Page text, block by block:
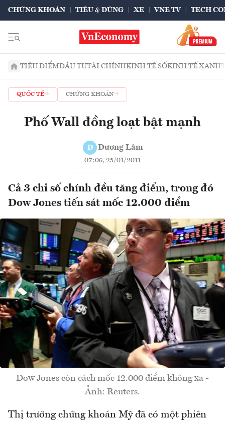
CHỨNG KHOÁN TIÊU & DÙNG XE VNE TV TECH
TIÊU ĐIỂMĐẦU TƯTÀI CHÍNHKINH TẾ SỐKINH TẾ XANH
QUỐC TẾ CHỨNG KHOÁN
Phố Wall đồng loạt bật mạnh
D Dương Lâm
07:06, 25/01/2011
Cả 3 chỉ số chính đều tăng điểm, trong đó
Dow Jones tiến sát mốc 12.000 điểm
Dow Jones còn cách mốc 12.000 điểm không xa -
Ảnh: Reuters.
Thị trường chứng khoán Mỹ đã có một phiên